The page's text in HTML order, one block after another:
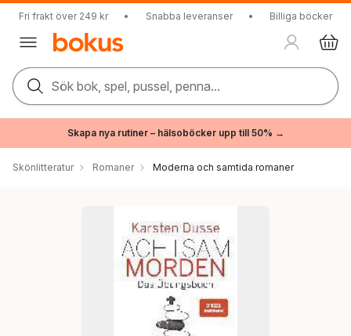
Fri frakt över 249 kr • Snabba leveranser • Billiga böcker
Sök bok, spel, pussel, penna...
Skapa nya rutiner – hälsoböcker upp till 50% →
Skönlitteratur Romaner Moderna och samtida romaner